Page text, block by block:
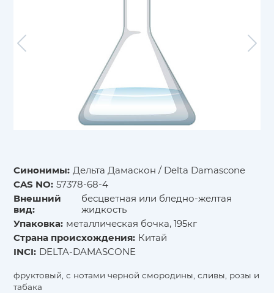
Синонимы: Дельта Дамаскон / Delta Damascone
CAS NO: 57378-68-4
Внешний
вид:
бесцветная или бледно-желтая
жидкость
Упаковка: металлическая бочка, 195кг
Страна происхождения: Китай
INCI: DELTA-DAMASCONE
фруктовый, с нотами черной смородины, сливы, розы и
табака